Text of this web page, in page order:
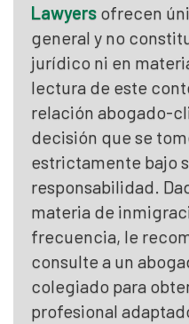
Lawyers ofrecen
general y no
jurídico ni en
lectura de este
relación abogado-
decisión que se
estrictamente bajo
responsabilidad.
materia de
frecuencia, le
consulte a un
colegiado para
profesional